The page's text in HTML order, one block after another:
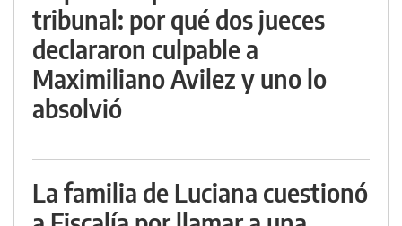
tribunal: por qué dos jueces
declararon culpable a
Maximiliano Avilez y uno lo
absolvió
La familia de Luciana cuestionó